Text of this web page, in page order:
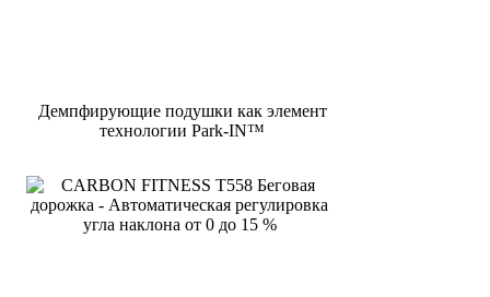
Демпфирующие подушки как элемент
технологии Park-IN™